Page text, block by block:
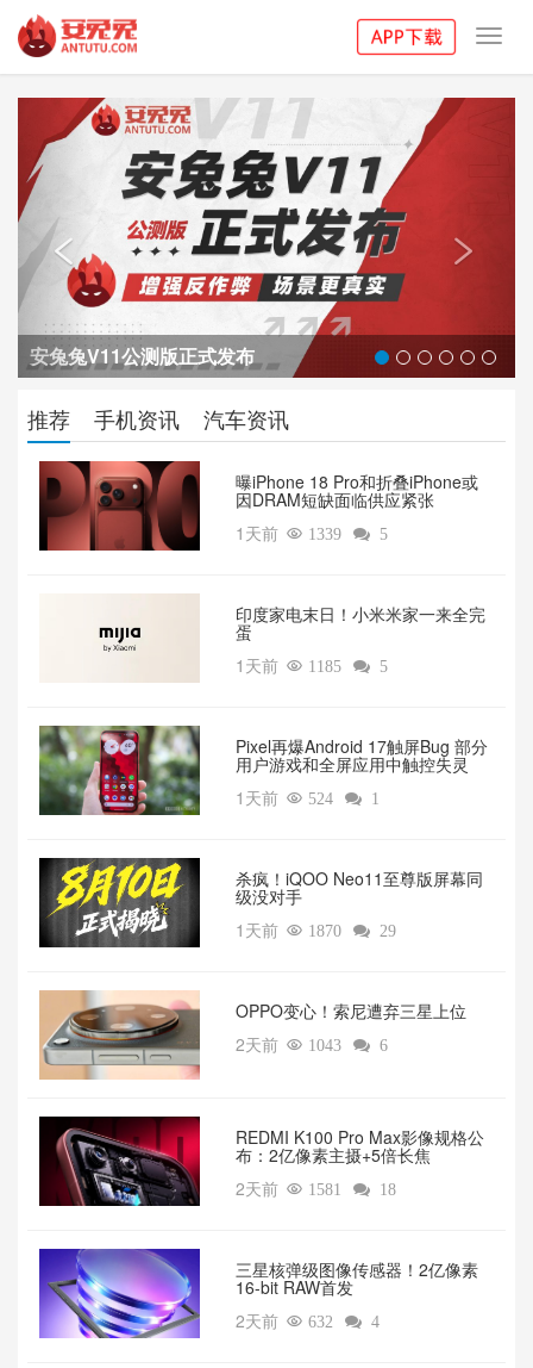
安兔兔V11公测版正式发布

Previous

推荐 手机资讯 汽车资讯
曝iPhone 18 Pro和折叠iPhone或
因DRAM短缺面临供应紧张
1天前  1339  5
印度家电末日！小米米家一来全完
蛋
1天前  1185  5
Pixel再爆Android 17触屏Bug 部分
用户游戏和全屏应用中触控失灵
1天前  524  1
杀疯！iQOO Neo11至尊版屏幕同
级没对手
1天前  1870  29
OPPO变心！索尼遭弃三星上位‌
2天前  1043  6
REDMI K100 Pro Max影像规格公
布：2亿像素主摄+5倍长焦
2天前  1581  18
三星核弹级图像传感器！2亿像素
16-bit RAW首发
2天前  632  4